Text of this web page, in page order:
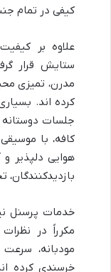
کیفی در تمام
علاوه بر
ستایش قرار
مدرن، تمیزی
کرده اند.
جلسات
کافه، با
هوایی دلپذیر
بازدیدکنندگان،
خدمات پرسنل
مکرراً در
مودبانه، سرعت
خرسندی کرده